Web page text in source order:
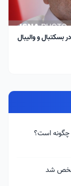
نفری آزادی/ در بسکتبال و والیبال
چگونه است؟
شد